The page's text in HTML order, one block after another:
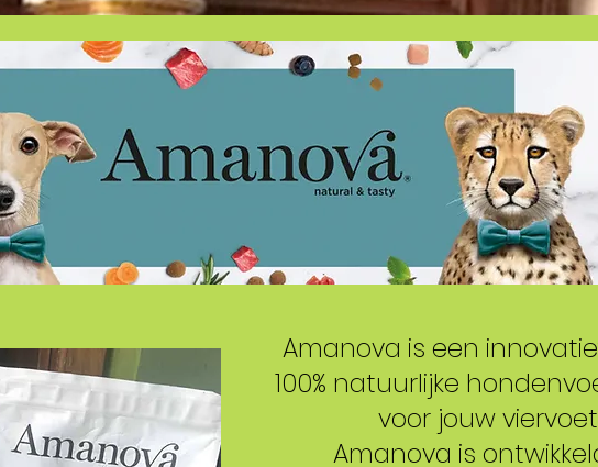
Amanova is een
100% natuurlijke
voor jouw
Amanova is